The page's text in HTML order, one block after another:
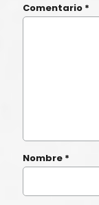
Comentario *
Nombre *